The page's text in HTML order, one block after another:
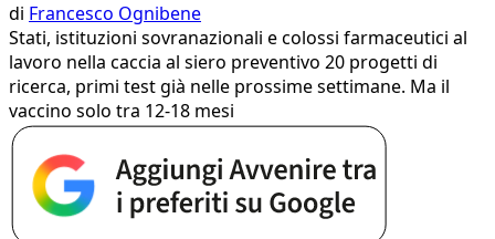
di Francesco Ognibene
Stati, istituzioni sovranazionali e colossi farmaceutici al
lavoro nella caccia al siero preventivo 20 progetti di
ricerca, primi test già nelle prossime settimane. Ma il
vaccino solo tra 12-18 mesi